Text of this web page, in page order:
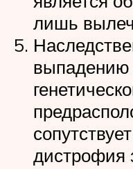
лишь
выпадению
дистрофия